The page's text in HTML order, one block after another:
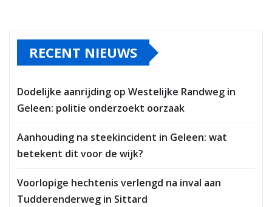
RECENT NIEUWS
Dodelijke aanrijding op Westelijke Randweg in
Geleen: politie onderzoekt oorzaak
Aanhouding na steekincident in Geleen: wat
betekent dit voor de wijk?
Voorlopige hechtenis verlengd na inval aan
Tudderenderweg in Sittard